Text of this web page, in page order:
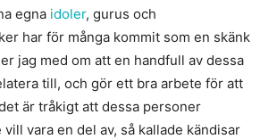
egna idoler, gurus och
har för många kommit som en skänk
jag med om att en handfull av dessa
till, och gör ett bra arbete för att
är tråkigt att dessa personer
vara en del av, så kallade kändisar